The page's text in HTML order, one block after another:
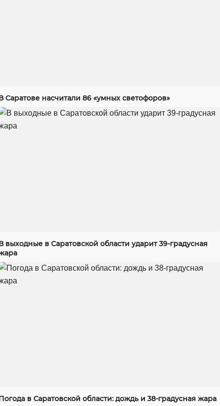
Саратове насчитали 86 «умных светофоров»
выходные в Саратовской области ударит 39-градусная
в Саратовской области: дождь и 38-градусная жара